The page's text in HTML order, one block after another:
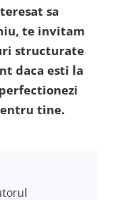
sa
te invitam
structurate
daca esti la
tine.